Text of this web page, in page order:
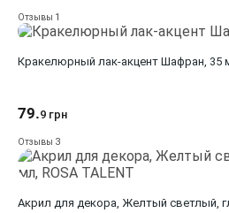
Отзывы 1
Кракелюрный лак-акцент Шафран, 35
79.9 грн
Отзывы 3
Акрил для декора, Желтый светлый,